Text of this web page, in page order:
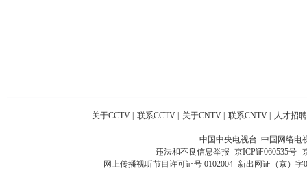
关于CCTV 联系CCTV 关于CNTV 联系CNTV 人才招聘
中国中央电视台 中国网络电
违法和不良信息举报 京ICP证060535号
网上传播视听节目许可证号 0102004 新出网证（京）